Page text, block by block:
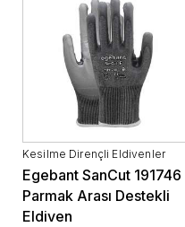
Kesilme Dirençli Eldivenler
Egebant SanCut 191746
Parmak Arası Destekli
Eldiven